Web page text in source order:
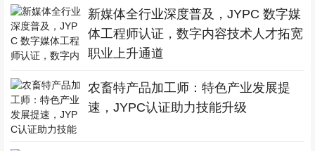
新媒体全行业深度普及，JYPC 数字媒
体工程师认证，数字内容技术人才拓宽
职业上升通道
农畜特产品加工师：特色产业发展提
速，JYPC认证助力技能升级